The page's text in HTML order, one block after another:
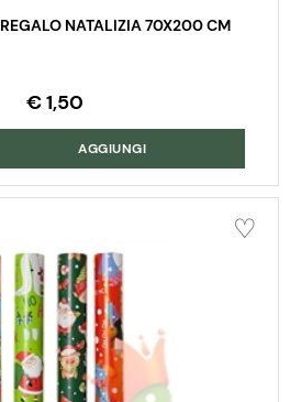
NATALIZIA 70X200 CM
€ 1,50
AGGIUNGI